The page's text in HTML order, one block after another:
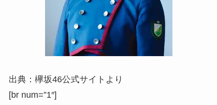
出典：欅坂46公式サイトより
[br num=”1″]